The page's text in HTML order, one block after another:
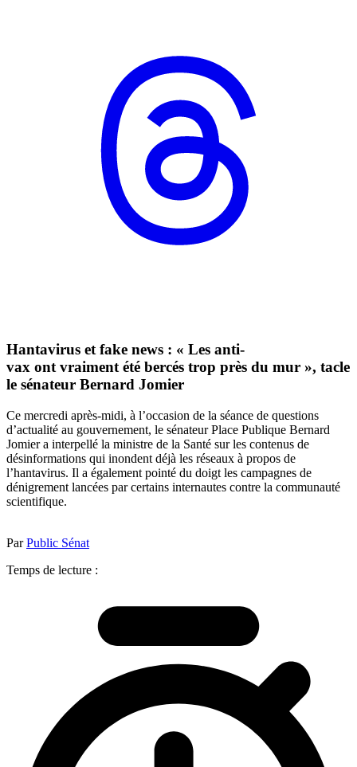
Hantavirus et fake news : « Les anti-
vax ont vraiment été bercés trop près du mur », tacle
le sénateur Bernard Jomier
Ce mercredi après-midi, à l’occasion de la séance de questions
d’actualité au gouvernement, le sénateur Place Publique Bernard
Jomier a interpellé la ministre de la Santé sur les contenus de
désinformations qui inondent déjà les réseaux à propos de
l’hantavirus. Il a également pointé du doigt les campagnes de
dénigrement lancées par certains internautes contre la communauté
scientifique.
ParPublic Sénat
Temps de lecture :